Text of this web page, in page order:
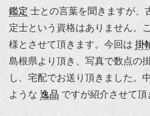
鑑定 士との言葉を聞きますが、
定士という資格はありません。
様とさせて頂きます。今回は 掛
島根県より頂き、写真で数点の
し、宅配でお送り頂きました。
ような 逸品 ですが紹介させて頂